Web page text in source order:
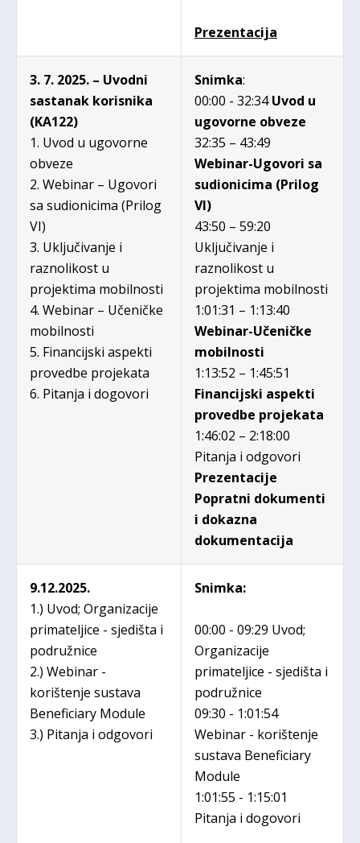
Prezentacija
3. 7. 2025. – Uvodni
sastanak korisnika
(KA122)
1. Uvod u ugovorne
obveze
2. Webinar – Ugovori
sa sudionicima (Prilog
VI)
3. Uključivanje i
raznolikost u
projektima mobilnosti
4. Webinar – Učeničke
mobilnosti
5. Financijski aspekti
provedbe projekata
6. Pitanja i dogovori
Snimka:
00:00 - 32:34Uvod u
ugovorne obveze
32:35 – 43:49
Webinar-Ugovori sa
sudionicima (Prilog
VI)
43:50 – 59:20
Uključivanje i
raznolikost u
projektima mobilnosti
1:01:31 – 1:13:40
Webinar-Učeničke
mobilnosti
1:13:52 – 1:45:51
Financijski aspekti
provedbe projekata
1:46:02 – 2:18:00
Pitanja i odgovori
Prezentacije
Popratni dokumenti
i dokazna
dokumentacija
9.12.2025.
1.) Uvod; Organizacije
primateljice - sjedišta i
podružnice
2.) Webinar -
korištenje sustava
Beneficiary Module
3.) Pitanja i odgovori
Snimka:
00:00 - 09:29 Uvod;
Organizacije
primateljice - sjedišta i
podružnice
09:30 - 1:01:54
Webinar - korištenje
sustava Beneficiary
Module
1:01:55 - 1:15:01
Pitanja i dogovori